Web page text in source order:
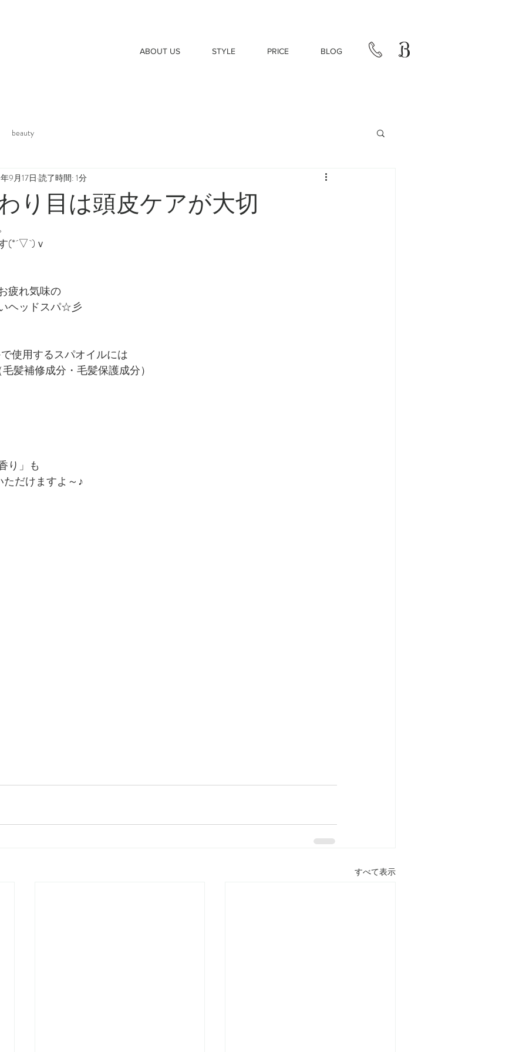
ABOUT US STYLE PRICE BLOG
beauty
り目は頭皮ケアが大切
9月17日 読了時間: 1分
(*´▽`)ｖ
疲れ気味の
ヘッドスパ☆彡
使用するスパオイルには
髪補修成分・毛髪保護成分）
り」も
だけますよ～♪
すべて表示